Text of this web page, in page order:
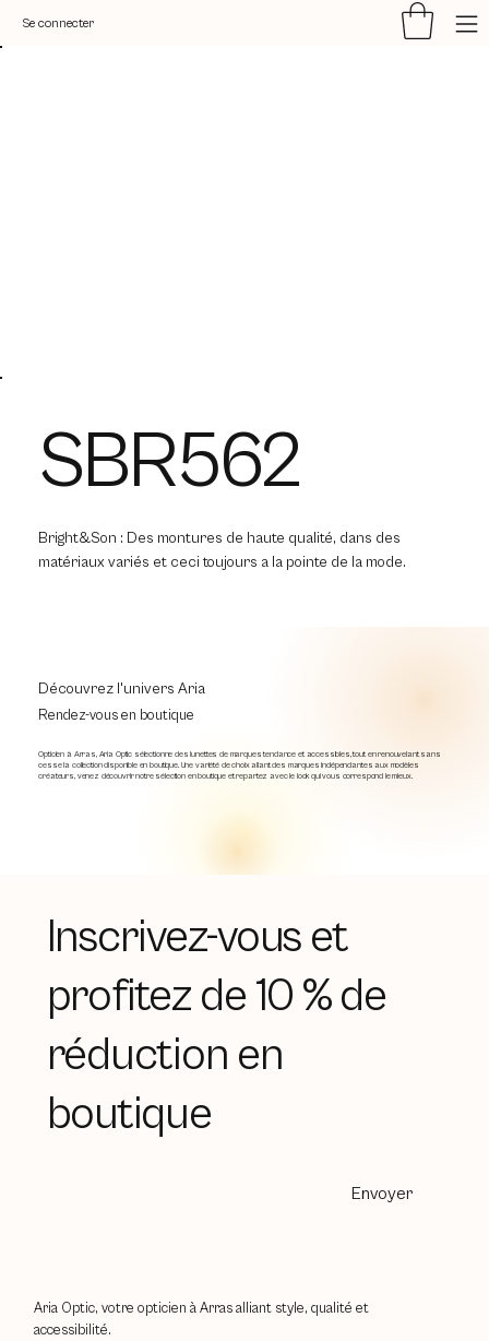
Se connecter
SBR562
Bright&Son : Des montures de haute qualité, dans des
matériaux variés et ceci toujours a la pointe de la mode.
Rendez-vous en boutique
Découvrez l'univers Aria
Opticien à Arras, Aria Optic sélectionne des lunettes de marques tendance et accessibles, tout en renouvelant sans
cesse la collection disponible en boutique. Une variété de choix allant des marques indépendantes aux modèles
créateurs, venez découvrir notre sélection en boutique et repartez avec le look qui vous correspond le mieux.
Inscrivez-vous et
profitez de 10 % de
réduction en
boutique
Envoyer
Aria Optic, votre opticien à Arras alliant style, qualité et
accessibilité.